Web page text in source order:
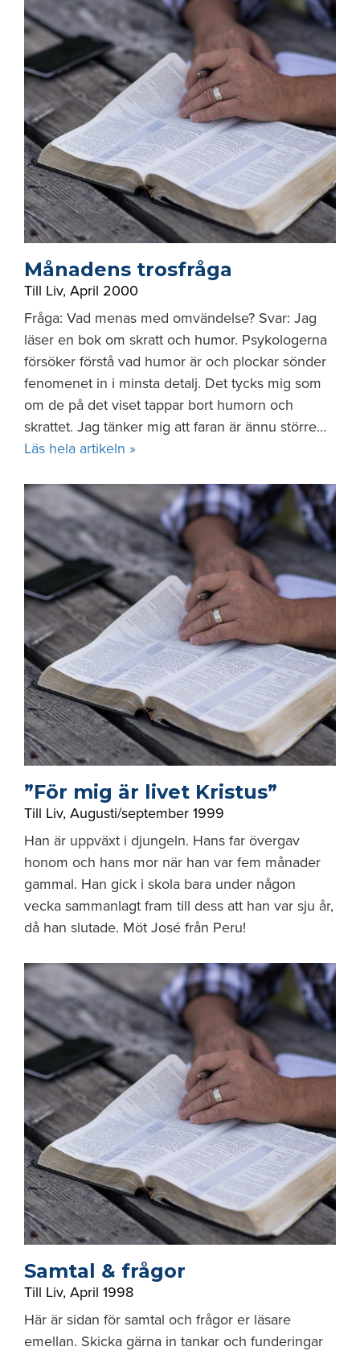
Månadens trosfråga
Till Liv, April 2000
Fråga: Vad menas med omvändelse? Svar: Jag
läser en bok om skratt och humor. Psykologerna
försöker förstå vad humor är och plockar sönder
fenomenet in i minsta detalj. Det tycks mig som
om de på det viset tappar bort humorn och
skrattet. Jag tänker mig att faran är ännu större…
Läs hela artikeln »
”För mig är livet Kristus”
Till Liv, Augusti/september 1999
Han är uppväxt i djungeln. Hans far övergav
honom och hans mor när han var fem månader
gammal. Han gick i skola bara under någon
vecka sammanlagt fram till dess att han var sju år,
då han slutade. Möt José från Peru!
Samtal & frågor
Till Liv, April 1998
Här är sidan för samtal och frågor er läsare
emellan. Skicka gärna in tankar och funderingar